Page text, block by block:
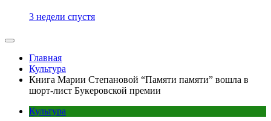
3 недели спустя
Главная
Культура
Книга Марии Степановой “Памяти памяти” вошла в
шорт-лист Букеровской премии
Культура